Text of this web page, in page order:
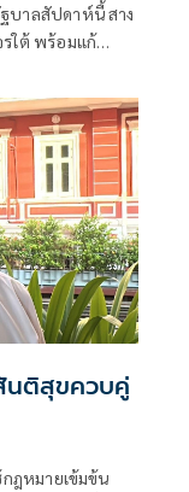
าล​สัปดาห์นี้​ สาง
ใต้ พร้อมแก้
นติสุขควบคู่
ฎหมายเข้มข้น